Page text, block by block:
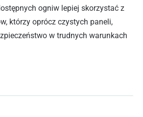
ogniw lepiej skorzystać z
którzy oprócz czystych paneli,
w trudnych warunkach